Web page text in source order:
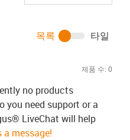
제품 수: 0
목록 타일
no products
you need support or a
LiveChat will help
a message!